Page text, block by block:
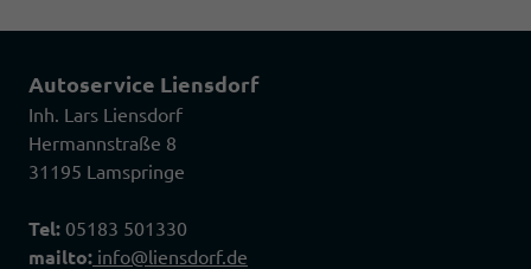
Autoservice Liensdorf
Inh. Lars Liensdorf
Hermannstraße 8
31195 Lamspringe
Tel: 05183 501330
mailto: info@liensdorf.de